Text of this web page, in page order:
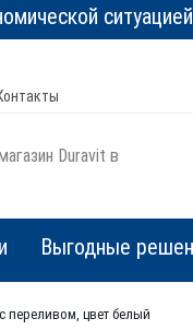
Duravit в
Выгодные
переливом, цвет белый